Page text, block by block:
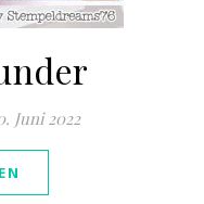
Juni 2022